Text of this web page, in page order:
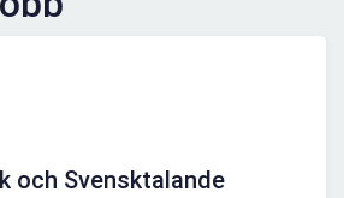
och Svensktalande